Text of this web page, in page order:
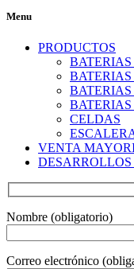
Menu
PRODUCTOS
CELDAS
VENTA
Nombre (obligatorio)
Correo electrónico